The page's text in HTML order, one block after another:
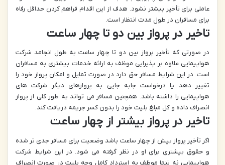
عاملی برای تأخیر بیشتر نشود. هدف از این اقدام فراهم کردن حداقل رفاه
برای مسافران در طول مدت انتظار است.
تاخیر در پرواز بین دو تا چهار ساعت
در صورتی که تأخیر پرواز بین دو تا چهار ساعت به طول انجامد شرکت
هواپیمایی علاوه بر پذیرایی موظف به ارائه خدمات بیشتری به مسافران
است. در این شرایط مسافر حق دارد در صورت تمایل و امکان پرواز خود را
تغییر دهد یا درخواست جابه جایی به پروازهای دیگر شرکت های
هواپیمایی را داشته باشد. همچنین مسافر می تواند به طور کلی از پرواز
انصراف داده و کل مبلغ بلیت خود را بدون کسر جریمه دریافت کند.
تاخیر در پرواز بیشتر از چهار ساعت
اگر تأخیر پرواز بیش از چهار ساعت باشد وضعیت برای مسافر جدی تر شده
و حقوق بیشتری برای او در نظر گرفته می شود. در این شرایط شرکت
هواپیمایی نه تنها موظف به استرداد کامل وجه بلیت در صورت انصراف